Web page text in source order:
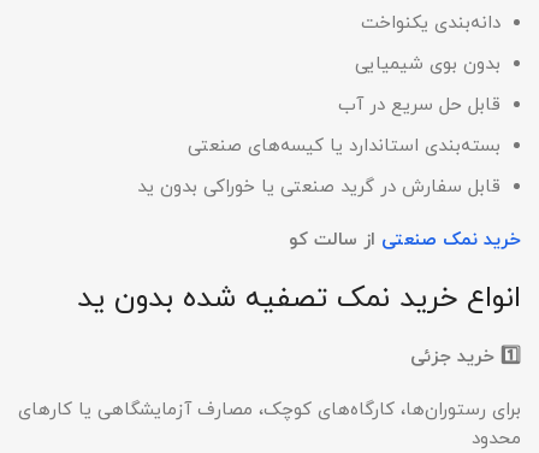
دانه‌بندی یکنواخت
بدون بوی شیمیایی
قابل حل سریع در آب
بسته‌بندی استاندارد یا کیسه‌های صنعتی
قابل سفارش در گرید صنعتی یا خوراکی بدون ید
خرید نمک صنعتی از سالت کو
انواع خرید نمک تصفیه شده بدون ید
1️⃣ خرید جزئی
برای رستوران‌ها، کارگاه‌های کوچک، مصارف آزمایشگاهی یا کارهای
محدود